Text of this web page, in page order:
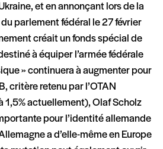
et en annonçant lors de la
parlement fédéral le 27 février
créait un fonds spécial de
à équiper l’armée fédérale
» continuera à augmenter pour
critère retenu par l’OTAN
1,5% actuellement), Olaf Scholz
pour l’identité allemande
a d’elle-même en Europe